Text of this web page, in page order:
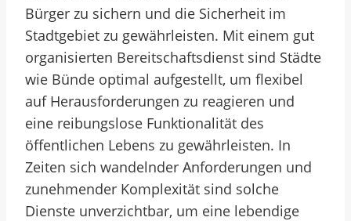
Bürger zu sichern und die Sicherheit im
Stadtgebiet zu gewährleisten. Mit einem gut
organisierten Bereitschaftsdienst sind Städte
wie Bünde optimal aufgestellt, um flexibel
auf Herausforderungen zu reagieren und
eine reibungslose Funktionalität des
öffentlichen Lebens zu gewährleisten. In
Zeiten sich wandelnder Anforderungen und
zunehmender Komplexität sind solche
Dienste unverzichtbar, um eine lebendige